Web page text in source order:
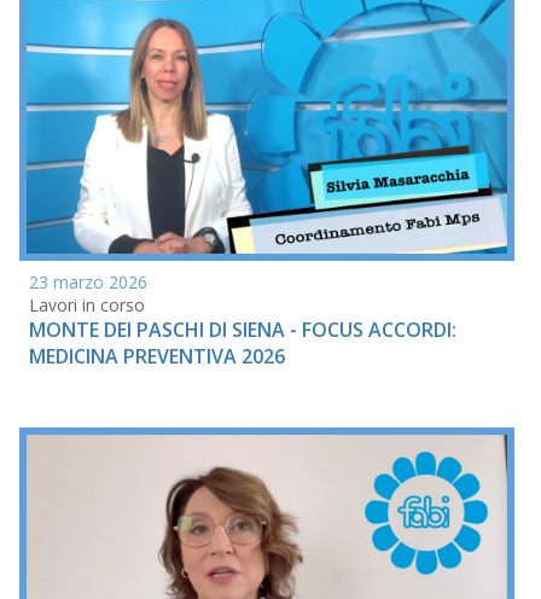
23 marzo 2026
Lavori in corso
MONTE DEI PASCHI DI SIENA - FOCUS ACCORDI:
MEDICINA PREVENTIVA 2026